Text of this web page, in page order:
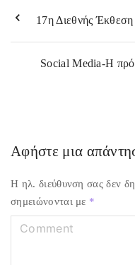
17η Διεθνής
Social Media-Η
Αφήστε μια
Η ηλ. διεύθυνση σας δεν
σημειώνονται με *